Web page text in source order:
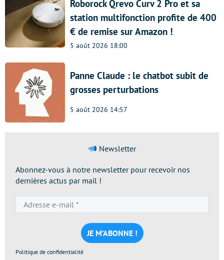
Roborock Qrevo Curv 2 Pro et sa
station multifonction profite de 400
€ de remise sur Amazon !
5 août 2026 18:00
Panne Claude : le chatbot subit de
grosses perturbations
5 août 2026 14:57
Newsletter
Abonnez-vous à notre newsletter pour recevoir nos
dernières actus par mail !
e-
mail
*
Politique de confidentialité